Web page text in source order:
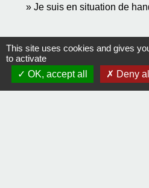
Je suis en situation de
Signaler une
This site uses cookies and gives
to activate
OK, accept all
Deny